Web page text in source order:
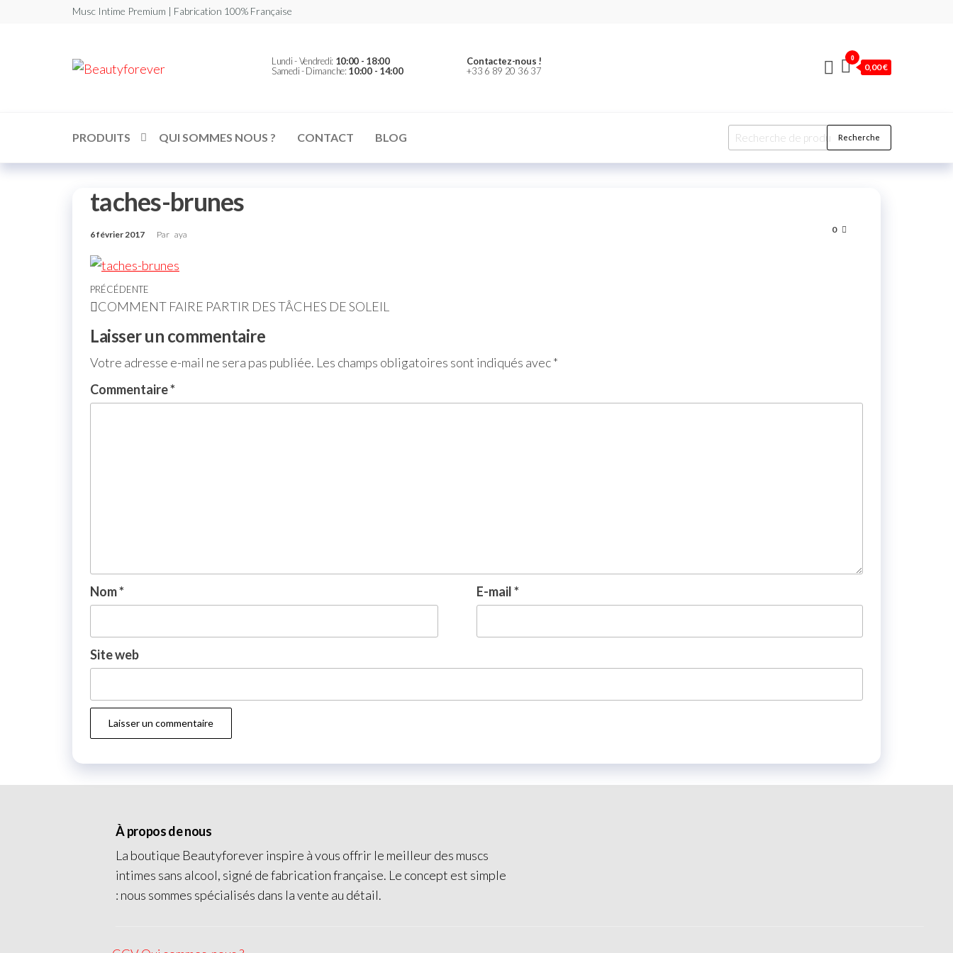
Musc Intime Premium | Fabrication 100% Française
BeautyforeverLundi - Vendredi: 10:00 - 18:00
Samedi - Dimanche: 10:00 - 14:00
Contactez-nous !
+33 6 89 20 36 37
0
0,00 €
PRODUITS QUI SOMMES NOUS ? CONTACT BLOG Recherche
taches-brunes
6 février 2017 Par aya 0
PRÉCÉDENTE
COMMENT FAIRE PARTIR DES TÂCHES DE SOLEIL
Laisser un commentaire
Votre adresse e-mail ne sera pas publiée. Les champs obligatoires sont indiqués avec*
Commentaire*
Nom* E-mail*
Site web
À propos de nous
La boutique Beautyforever inspire à vous offrir le meilleur des muscs
intimes sans alcool, signé de fabrication française. Le concept est simple
: nous sommes spécialisés dans la vente au détail.